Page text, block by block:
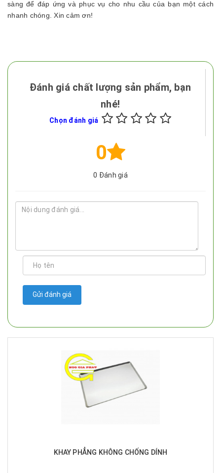
sàng để đáp ứng và phục vụ cho nhu cầu của bạn một cách
nhanh chóng. Xin cảm ơn!
Đánh giá chất lượng sản phẩm, bạn
nhé!
Chọn đánh giá
0
0 Đánh giá
Gửi đánh giá
KHAY PHẲNG KHÔNG CHỐNG DÍNH